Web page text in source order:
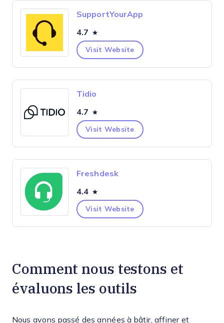
SupportYourApp
4.7
Visit Website
Tidio
4.7
Visit Website
Freshdesk
4.4
Visit Website
Comment nous testons et
évaluons les outils
Nous avons passé des années à bâtir, affiner et